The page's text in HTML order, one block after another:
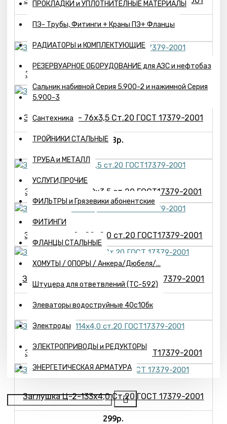
ПРОКЛАДКИ и УПЛОТНИТЕЛНЫЕ МАТЕРИАЛЫ
ПЭ- Трубы, Фитинги + Краны ПЭ+ Фланцы
РАДИАТОРЫ и КОМПЛЕКТУЮЩИЕ
РЕЗЕРВУАРНОЕ ОБОРУДОВАНИЕ для АЗС и нефтобаз
Сальник набивной Серия 5.900-2 и нажимной Серия
5.900-3
Сантехника
ТРОЙНИКИ СТАЛЬНЫЕ
ТРУБА и МЕТАЛЛ
УСЛУГИ,ПРОЧИЕ
ФИЛЬТРЫ и Грязевики абонентские
ФИТИНГИ
ФЛАНЦЫ СТАЛЬНЫЕ
ХОМУТЫ / ОПОРЫ / Анкера/Дюбеля/...
Штуцера для ответвлений (ТС-592)
Элеваторы водоструйные 40с10бк
Электроды
ЭЛЕКТРОПРИВОДЫ и РЕДУКТОРЫ
ЭНЕРГЕТИЧЕСКАЯ АРМАТУРА
125р.
Заглушка Ц-2- 57х5,0 ст.20 ГОСТ17379-2001
Заглушка Ц-2- 76х3,5 Ст.20 ГОСТ 17379-2001
173р.
Заглушка Ц-2- 89х3,5 ст.20 ГОСТ17379-2001
Заглушка Ц-2- 89х8,0 ст.20 ГОСТ17379-2001
Заглушка Ц-2-108х4,0 Ст.20 ГОСТ 17379-2001
233р.
Заглушка Ц-2-114х4,0 ст.20 ГОСТ17379-2001
Заглушка Ц-2-133х4,0 Ст.20 ГОСТ 17379-2001
299р.